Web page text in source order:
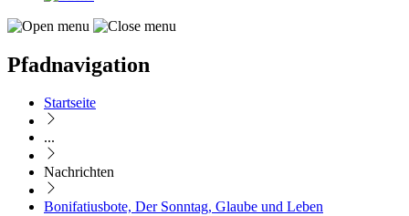
Pfadnavigation
Startseite
...
Nachrichten
Bonifatiusbote, Der Sonntag, Glaube und Leben